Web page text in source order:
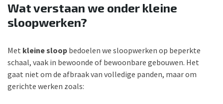
Wat verstaan we onder kleine
sloopwerken?
Met kleine sloop bedoelen we sloopwerken op beperkte
schaal, vaak in bewoonde of bewoonbare gebouwen. Het
gaat niet om de afbraak van volledige panden, maar om
gerichte werken zoals: